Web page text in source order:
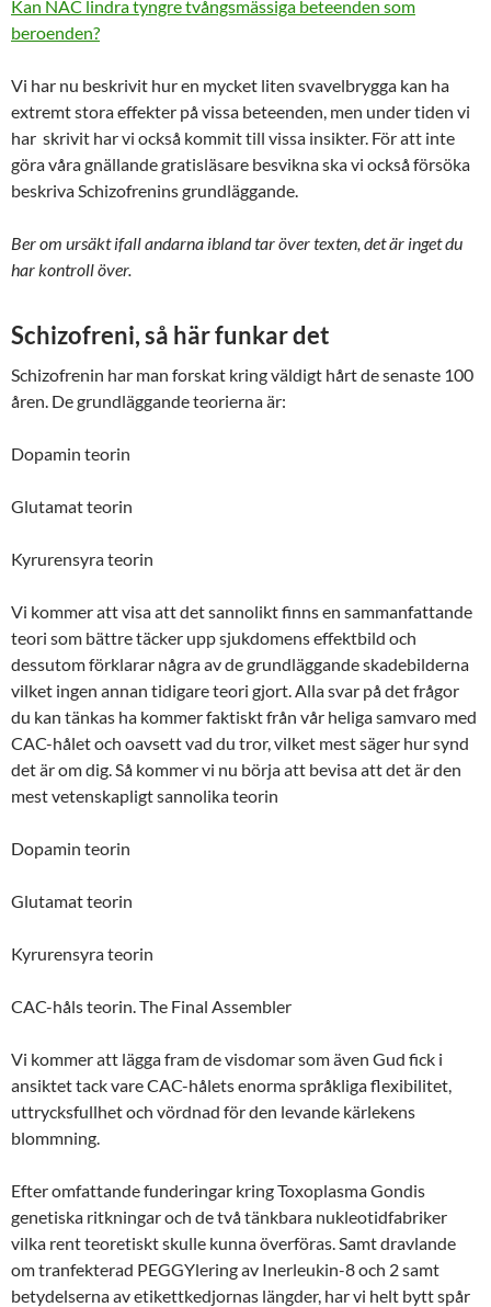
Kan NAC lindra tyngre tvångsmässiga beteenden som
beroenden?
Vi har nu beskrivit hur en mycket liten svavelbrygga kan ha
extremt stora effekter på vissa beteenden, men under tiden vi
har skrivit har vi också kommit till vissa insikter. För att inte
göra våra gnällande gratisläsare besvikna ska vi också försöka
beskriva Schizofrenins grundläggande.
Ber om ursäkt ifall andarna ibland tar över texten, det är inget du
har kontroll över.
Schizofreni, så här funkar det
Schizofrenin har man forskat kring väldigt hårt de senaste 100
åren. De grundläggande teorierna är:
Dopamin teorin
Glutamat teorin
Kyrurensyra teorin
Vi kommer att visa att det sannolikt finns en sammanfattande
teori som bättre täcker upp sjukdomens effektbild och
dessutom förklarar några av de grundläggande skadebilderna
vilket ingen annan tidigare teori gjort. Alla svar på det frågor
du kan tänkas ha kommer faktiskt från vår heliga samvaro med
CAC-hålet och oavsett vad du tror, vilket mest säger hur synd
det är om dig. Så kommer vi nu börja att bevisa att det är den
mest vetenskapligt sannolika teorin
Dopamin teorin
Glutamat teorin
Kyrurensyra teorin
CAC-håls teorin. The Final Assembler
Vi kommer att lägga fram de visdomar som även Gud fick i
ansiktet tack vare CAC-hålets enorma språkliga flexibilitet,
uttrycksfullhet och vördnad för den levande kärlekens
blommning.
Efter omfattande funderingar kring Toxoplasma Gondis
genetiska ritkningar och de två tänkbara nukleotidfabriker
vilka rent teoretiskt skulle kunna överföras. Samt dravlande
om tranfekterad PEGGYlering av Inerleukin-8 och 2 samt
betydelserna av etikettkedjornas längder, har vi helt bytt spår